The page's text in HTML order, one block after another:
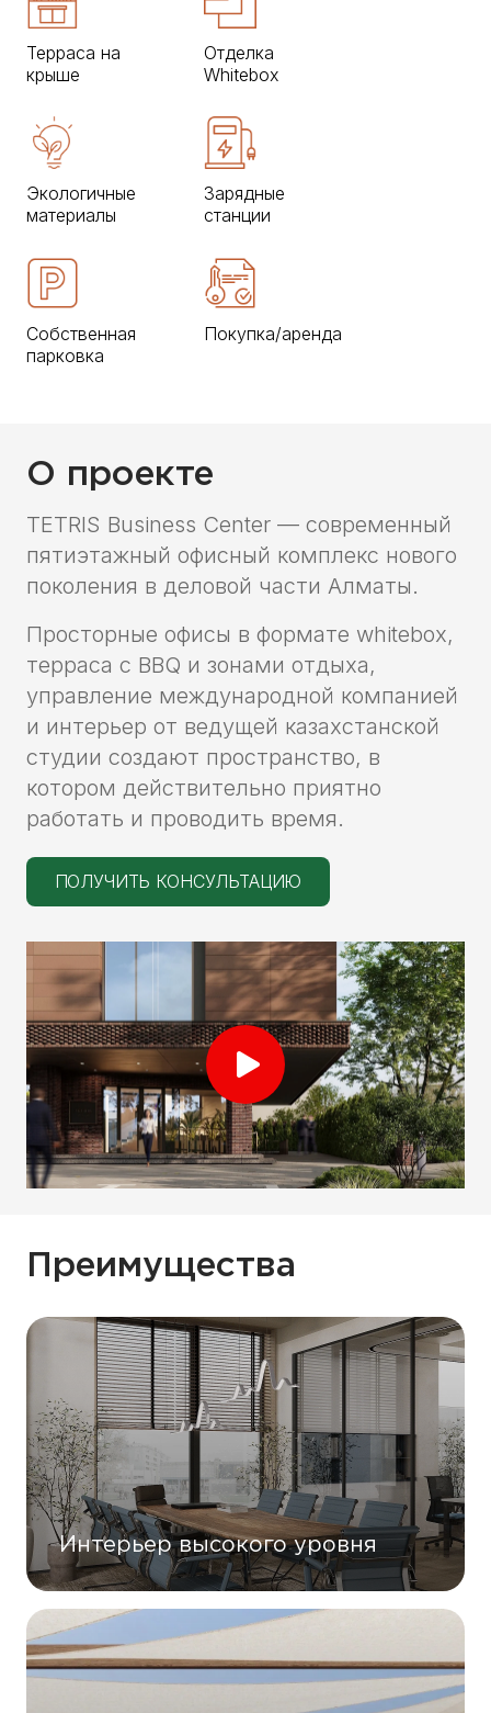
Терраса на
крыше
Отделка
Whitebox
Экологичные
материалы
Зарядные
станции
Собственная
парковка
Покупка/аренда
О проекте
TETRIS Business Center — современный
пятиэтажный офисный комплекс нового
поколения в деловой части Алматы.
Просторные офисы в формате whitebox,
терраса с BBQ и зонами отдыха,
управление международной компанией
и интерьер от ведущей казахстанской
студии создают пространство, в
котором действительно приятно
работать и проводить время.
ПОЛУЧИТЬ КОНСУЛЬТАЦИЮ
Преимущества
Интерьер высокого уровня